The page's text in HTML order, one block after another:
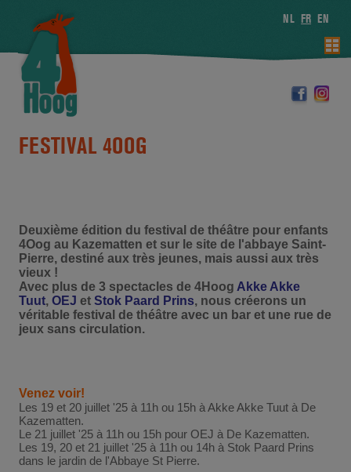
NL FR EN
FESTIVAL 4OOG
Deuxième édition du festival de théâtre pour enfants
4Oog au Kazematten et sur le site de l'abbaye Saint-
Pierre, destiné aux très jeunes, mais aussi aux très
vieux !
Avec plus de 3 spectacles de 4Hoog Akke Akke
Tuut, OEJ et Stok Paard Prins, nous créerons un
véritable festival de théâtre avec un bar et une rue de
jeux sans circulation.
Venez voir!
Les 19 et 20 juillet '25 à 11h ou 15h à Akke Akke Tuut à De
Kazematten.
Le 21 juillet '25 à 11h ou 15h pour OEJ à De Kazematten.
Les 19, 20 et 21 juillet '25 à 11h ou 14h à Stok Paard Prins
dans le jardin de l'Abbaye St Pierre.